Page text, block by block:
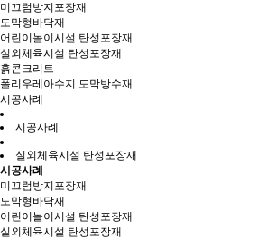
미끄럼방지포장재
도막형바닥재
어린이놀이시설 탄성포장재
실외체육시설 탄성포장재
흙콘크리트
폴리우레아수지 도막방수재
시공사례
시공사례
실외체육시설 탄성포장재
시공사례
미끄럼방지포장재
도막형바닥재
어린이놀이시설 탄성포장재
실외체육시설 탄성포장재